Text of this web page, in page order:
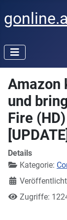
Amazon
und
Fire
[UPDATE]
Details
Kategorie:
Zugriffe: